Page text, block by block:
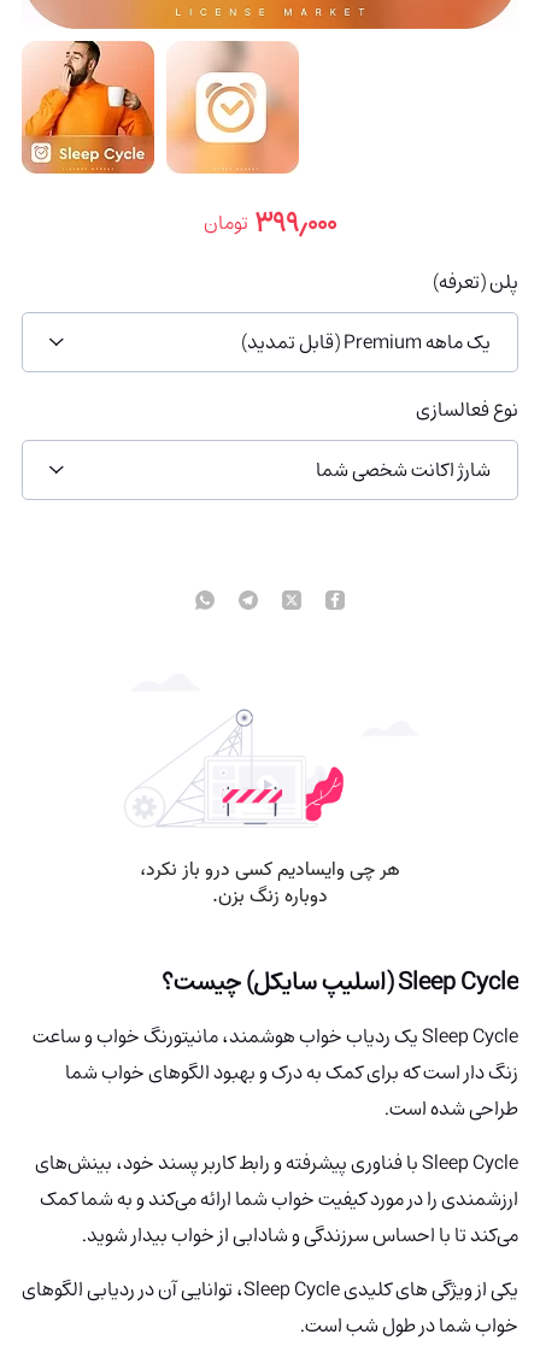
۳۹۹٫۰۰۰ تومان
پلن (تعرفه)
یک ماهه Premium (قابل تمدید)
نوع فعالسازی
شارژ اکانت شخصی شما
Sleep Cycle (اسلیپ سایکل) چیست؟
Sleep Cycle یک ردیاب خواب هوشمند، مانیتورنگ خواب و ساعت
زنگ دار است که برای کمک به درک و بهبود الگوهای خواب شما
طراحی شده است.
Sleep Cycle با فناوری پیشرفته و رابط کاربر پسند خود، بینش‌های
ارزشمندی را در مورد کیفیت خواب شما ارائه می‌کند و به شما کمک
می‌کند تا با احساس سرزندگی و شادابی از خواب بیدار شوید.
یکی از ویژگی های کلیدی Sleep Cycle، توانایی آن در ردیابی الگوهای
خواب شما در طول شب است.